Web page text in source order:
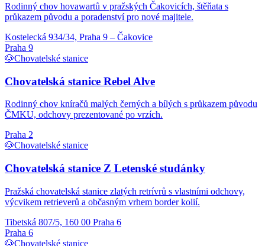
Rodinný chov hovawartů v pražských Čakovicích, štěňata s
průkazem původu a poradenství pro nové majitele.
Kostelecká 934/34, Praha 9 – Čakovice
Praha 9
🐶Chovatelské stanice
Chovatelská stanice Rebel Alve
Rodinný chov kníračů malých černých a bílých s průkazem původu
ČMKU, odchovy prezentované po vrzích.
Praha 2
🐶Chovatelské stanice
Chovatelská stanice Z Letenské studánky
Pražská chovatelská stanice zlatých retrívrů s vlastními odchovy,
výcvikem retrieverů a občasným vrhem border kolií.
Tibetská 807/5, 160 00 Praha 6
Praha 6
🐶Chovatelské stanice